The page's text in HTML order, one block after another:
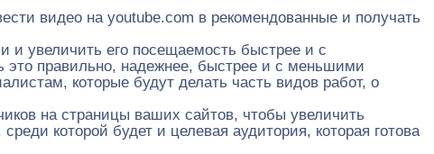
видео на youtube.com в рекомендованные и получать
и увеличить его посещаемость быстрее и с
правильно, надежнее, быстрее и с меньшими
которые будут делать часть видов работ, о
на страницы ваших сайтов, чтобы увеличить
которой будет и целевая аудитория, которая готова